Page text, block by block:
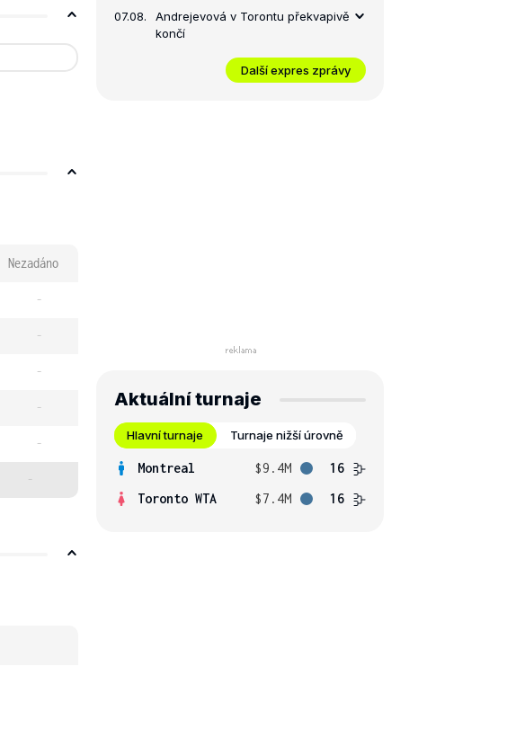
Nezadáno
-
-
-
-
-
-
07.08.
Andrejevová v Torontu překvapivě
končí
Další expres zprávy
Aktuální turnaje
Hlavní turnaje Turnaje nižší úrovně
Montreal $9.4M
16
Toronto WTA
$7.4M 16